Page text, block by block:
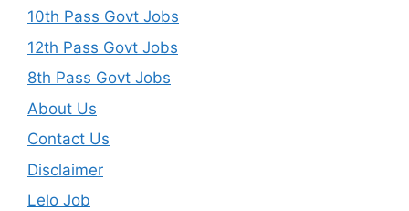
10th Pass Govt Jobs
12th Pass Govt Jobs
8th Pass Govt Jobs
About Us
Contact Us
Disclaimer
Lelo Job